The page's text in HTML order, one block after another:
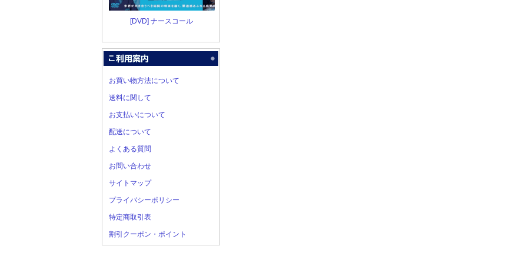
[DVD] ナースコール
お買い物方法について
送料に関して
お支払いについて
配送について
よくある質問
お問い合わせ
サイトマップ
プライバシーポリシー
特定商取引表
割引クーポン・ポイント